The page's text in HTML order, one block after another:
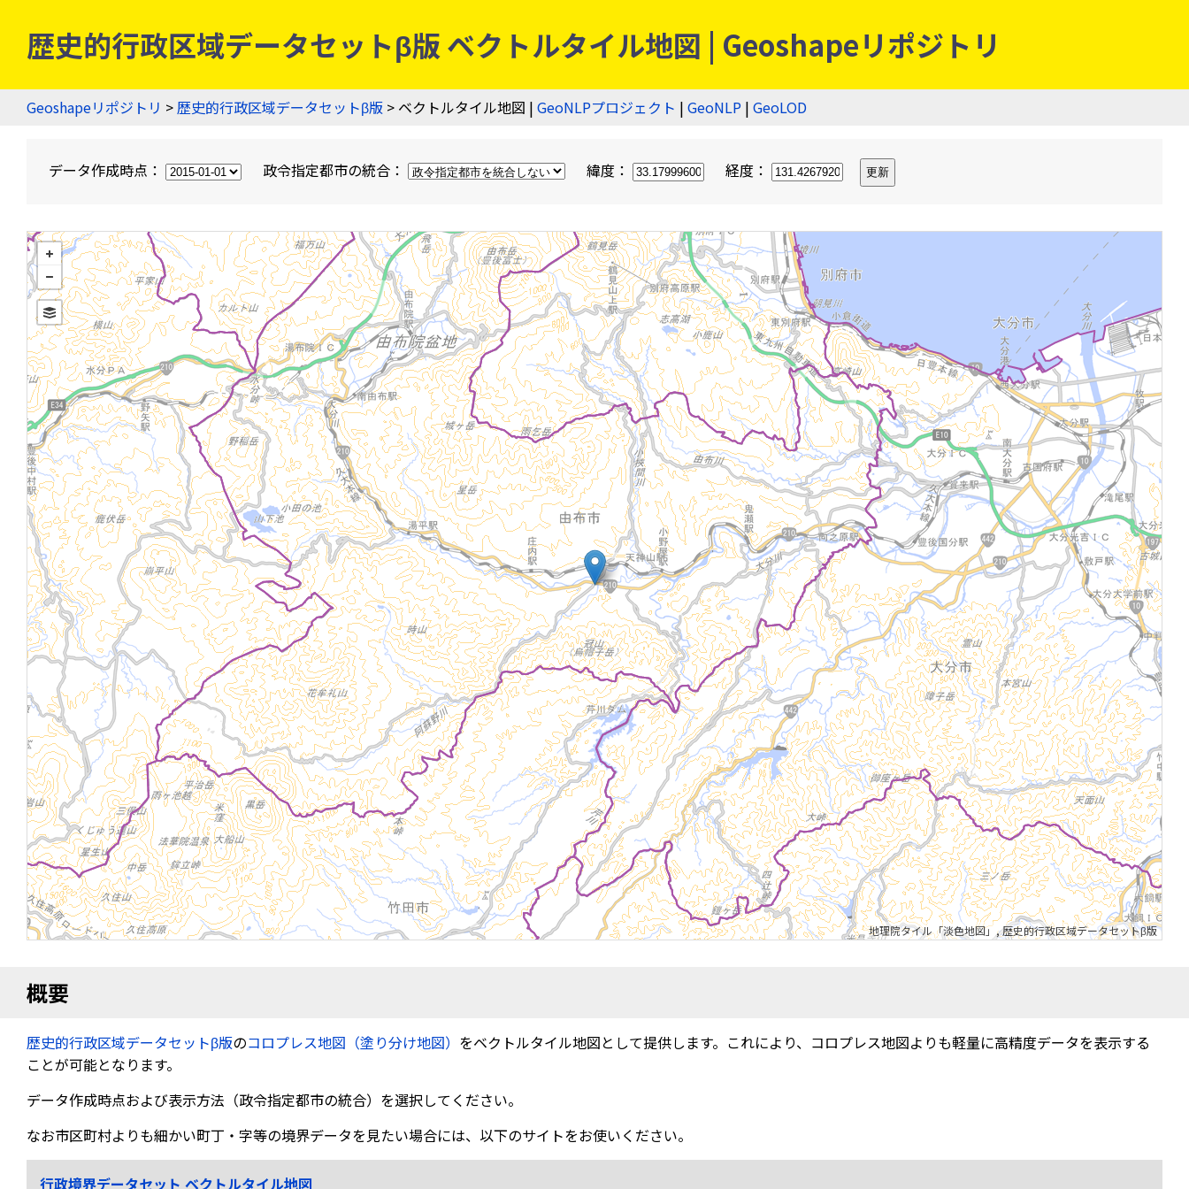
歴史的行政区域データセットβ版 ベクトルタイル地図 | Geoshapeリポジトリ
Geoshapeリポジトリ >歴史的行政区域データセットβ版 > ベクトルタイル地図 | GeoNLPプロジェクト | GeoNLP | GeoLOD
データ作成時点： 政令指定都市の統合： 緯度： 経度：
地理院タイル「淡色地図」 ,歴史的行政区域データセットβ版
概要
歴史的行政区域データセットβ版のコロプレス地図（塗り分け地図） をベクトルタイル地図として提供します。これにより、コロプレス地図よりも軽量に高精度データを表示する
ことが可能となります。
データ作成時点および表示方法（政令指定都市の統合）を選択してください。
なお市区町村よりも細かい町丁・字等の境界データを見たい場合には、以下のサイトをお使いください。
行政境界データセット ベクトルタイル地図